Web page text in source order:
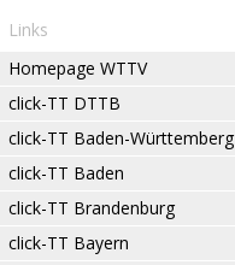
Links
Homepage WTTV
click-TT DTTB
click-TT Baden-Württemberg
click-TT Baden
click-TT Brandenburg
click-TT Bayern